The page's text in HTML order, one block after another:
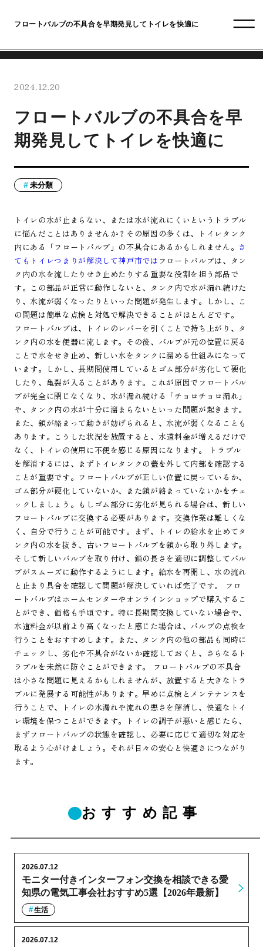
フロートバルブの不具合を早期発見してトイレを快適に
2024.12.20
フロートバルブの不具合を早
期発見してトイレを快適に
未分類
トイレの水が止まらない、または水が流れにくいというトラブル
に悩んだことはありませんか？その原因の多くは、トイレタンク
内にある「フロートバルブ」の不具合にあるかもしれません。 さ
てもトイレつまりが解決して神戸市では フロートバルブは、タン
ク内の水を流したりせき止めたりする重要な役割を担う部品で
す。この部品が正常に動作しないと、タンク内で水が漏れ続けた
り、水流が弱くなったりといった問題が発生します。しかし、こ
の問題は簡単な点検と対処で解決できることがほとんどです。
フロートバルブは、トイレのレバーを引くことで持ち上がり、タ
ンク内の水を便器に流します。その後、バルブが元の位置に戻る
ことで水をせき止め、新しい水をタンクに溜める仕組みになって
います。しかし、長期間使用しているとゴム部分が劣化して硬化
したり、亀裂が入ることがあります。これが原因でフロートバル
ブが完全に閉じなくなり、水が漏れ続ける「チョロチョロ漏れ」
や、タンク内の水が十分に溜まらないといった問題が起きます。
また、鎖が絡まって動きが妨げられると、水流が弱くなることも
あります。こうした状況を放置すると、水道料金が増えるだけで
なく、トイレの使用に不便を感じる原因になります。 トラブル
を解消するには、まずトイレタンクの蓋を外して内部を確認する
ことが重要です。フロートバルブが正しい位置に戻っているか、
ゴム部分が硬化していないか、また鎖が絡まっていないかをチェ
ックしましょう。もしゴム部分に劣化が見られる場合は、新しい
フロートバルブに交換する必要があります。交換作業は難しくな
く、自分で行うことが可能です。まず、トイレの給水を止めてタ
ンク内の水を抜き、古いフロートバルブを鎖から取り外します。
そして新しいバルブを取り付け、鎖の長さを適切に調整してバル
ブがスムーズに動作するようにします。給水を再開し、水の流れ
と止まり具合を確認して問題が解決していれば完了です。 フロ
ートバルブはホームセンターやオンラインショップで購入するこ
とができ、価格も手頃です。特に長期間交換していない場合や、
水道料金が以前より高くなったと感じた場合は、バルブの点検を
行うことをおすすめします。また、タンク内の他の部品も同時に
チェックし、劣化や不具合がないか確認しておくと、さらなるト
ラブルを未然に防ぐことができます。 フロートバルブの不具合
は小さな問題に見えるかもしれませんが、放置すると大きなトラ
ブルに発展する可能性があります。早めに点検とメンテナンスを
行うことで、トイレの水漏れや流れの悪さを解消し、快適なトイ
レ環境を保つことができます。トイレの調子が悪いと感じたら、
まずフロートバルブの状態を確認し、必要に応じて適切な対応を
取るよう心がけましょう。それが日々の安心と快適さにつながり
ます。
おすすめ記事
モニター付きインターフォン交換を相談できる愛
知県の電気工事会社おすすめ5選【2026年最新】
2026.07.12
生活
2026.07.12